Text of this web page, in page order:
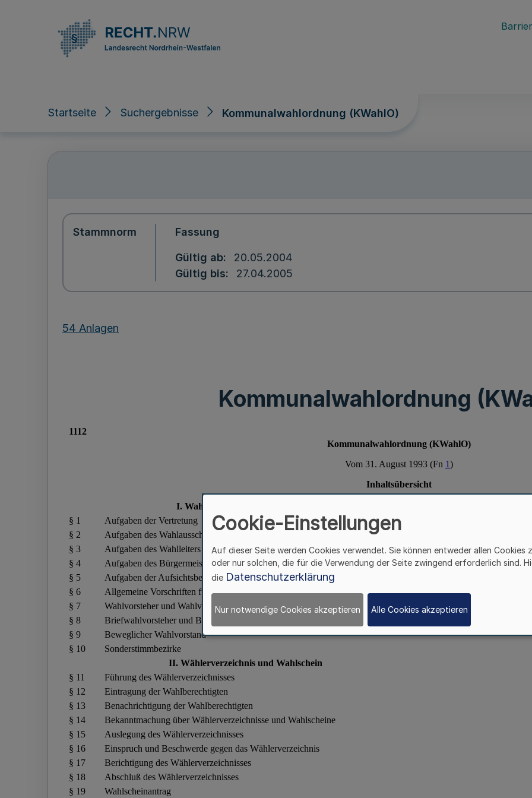
Startseite Suchergebnisse Kommunalwahlordnung (KWahlO)
Stammnorm Fassung
Gültig ab
20.05.2004
Gültig bis
27.04.2005
54 Anlagen
Kommunalwahlordnung
Cookie-Einstellungen
Auf dieser Seite werden Cookies verwendet. Sie können entweder allen Cookies
oder nur solchen, die für die Verwendung der Seite zwingend erforderlich sind.
die Datenschutzerklärung
Nur notwendige Cookies akzeptieren Alle Cookies akzeptieren